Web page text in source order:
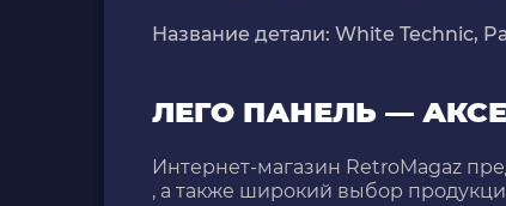
Название детали: White Technic,
ЛЕГО ПАНЕЛЬ —
Интернет-магазин RetroMagaz
, а также широкий выбор